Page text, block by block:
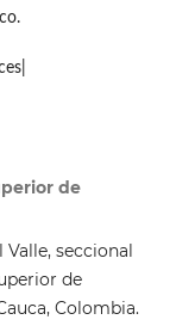
de
seccional
de
Colombia.